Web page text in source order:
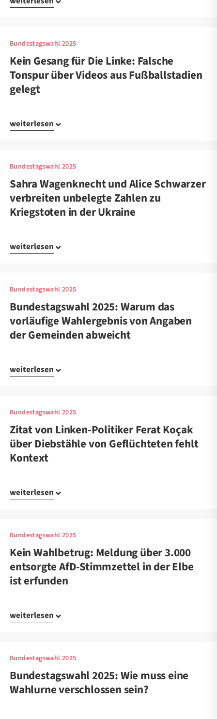
Bundestagswahl 2025
Kein Gesang für Die Linke: Falsche
Tonspur über Videos aus Fußballstadien
gelegt
weiterlesen
Bundestagswahl 2025
Sahra Wagenknecht und Alice Schwarzer
verbreiten unbelegte Zahlen zu
Kriegstoten in der Ukraine
weiterlesen
Bundestagswahl 2025
Bundestagswahl 2025: Warum das
vorläufige Wahlergebnis von Angaben
der Gemeinden abweicht
weiterlesen
Bundestagswahl 2025
Zitat von Linken-Politiker Ferat Koçak
über Diebstähle von Geflüchteten fehlt
Kontext
weiterlesen
Bundestagswahl 2025
Kein Wahlbetrug: Meldung über 3.000
entsorgte AfD-Stimmzettel in der Elbe
ist erfunden
weiterlesen
Bundestagswahl 2025
Bundestagswahl 2025: Wie muss eine
Wahlurne verschlossen sein?